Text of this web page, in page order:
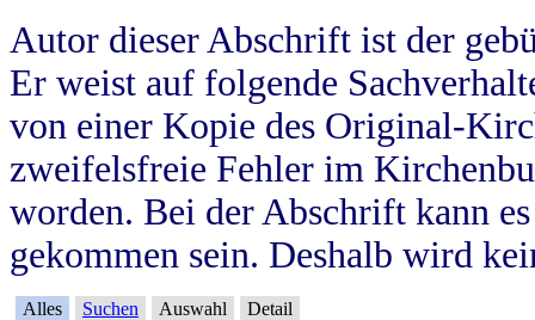
Autor dieser Abschrift ist der
Er weist auf folgende
von einer Kopie des Original-
zweifelsfreie Fehler im
worden. Bei der Abschrift kann
gekommen sein. Deshalb wird
Alles Suchen Auswahl Detail